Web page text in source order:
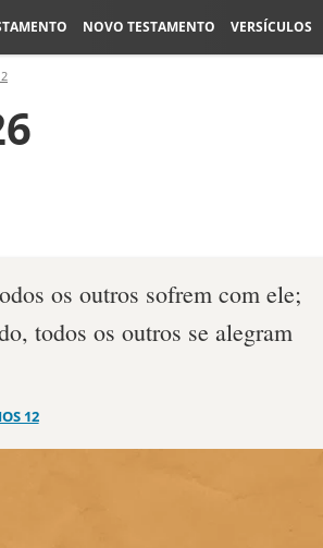
NOVO TESTAMENTO VERSÍCULOS
os outros sofrem com ele;
todos os outros se alegram
12